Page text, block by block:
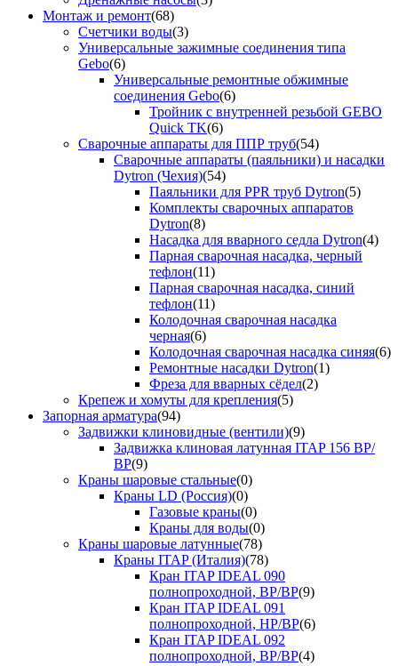
Монтаж и ремонт(68)
Счетчики воды(3)
Универсальные зажимные соединения типа
Gebo(6)
Универсальные ремонтные обжимные
соединения Gebo(6)
Тройник с внутренней резьбой GEBO
Quick TK(6)
Сварочные аппараты для ППР труб(54)
Сварочные аппараты (паяльники) и насадки
Dytron (Чехия)(54)
Паяльники для PPR труб Dytron(5)
Комплекты сварочных аппаратов
Dytron(8)
Насадка для вварного седла Dytron(4)
Парная сварочная насадка, черный
тефлон(11)
Парная сварочная насадка, синий
тефлон(11)
Колодочная сварочная насадка
черная(6)
Колодочная сварочная насадка синяя(6)
Ремонтные насадки Dytron(1)
Фреза для вварных сёдел(2)
Крепеж и хомуты для крепления(5)
Запорная арматура(94)
Задвижки клиновидные (вентили)(9)
Задвижка клиновая латунная ITAP 156 ВР/
ВР(9)
Краны шаровые стальные(0)
Краны LD (Россия)(0)
Газовые краны(0)
Краны для воды(0)
Краны шаровые латунные(78)
Краны ITAP (Италия)(78)
Кран ITAP IDEAL 090
полнопроходной, ВР/ВР(9)
Кран ITAP IDEAL 091
полнопроходной, НР/ВР(6)
Кран ITAP IDEAL 092
полнопроходной, ВР/ВР(4)